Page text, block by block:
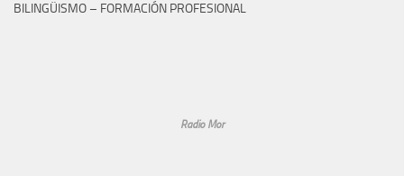
BILINGÜISMO – FORMACIÓN PROFESIONAL
Radio Mor